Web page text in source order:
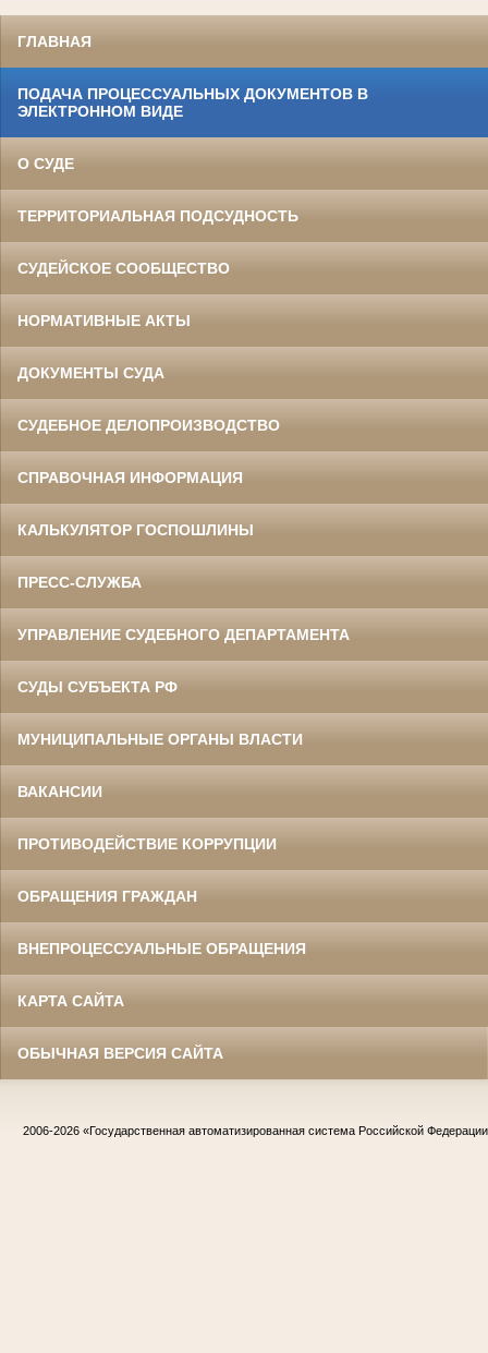
ГЛАВНАЯ
ПОДАЧА ПРОЦЕССУАЛЬНЫХ ДОКУМЕНТОВ В
ЭЛЕКТРОННОМ ВИДЕ
О СУДЕ
ТЕРРИТОРИАЛЬНАЯ ПОДСУДНОСТЬ
СУДЕЙСКОЕ СООБЩЕСТВО
НОРМАТИВНЫЕ АКТЫ
ДОКУМЕНТЫ СУДА
СУДЕБНОЕ ДЕЛОПРОИЗВОДСТВО
СПРАВОЧНАЯ ИНФОРМАЦИЯ
КАЛЬКУЛЯТОР ГОСПОШЛИНЫ
ПРЕСС-СЛУЖБА
УПРАВЛЕНИЕ СУДЕБНОГО ДЕПАРТАМЕНТА
СУДЫ СУБЪЕКТА РФ
МУНИЦИПАЛЬНЫЕ ОРГАНЫ ВЛАСТИ
ВАКАНСИИ
ПРОТИВОДЕЙСТВИЕ КОРРУПЦИИ
ОБРАЩЕНИЯ ГРАЖДАН
ВНЕПРОЦЕССУАЛЬНЫЕ ОБРАЩЕНИЯ
КАРТА САЙТА
ОБЫЧНАЯ ВЕРСИЯ САЙТА
2006-2026 «Государственная автоматизированная система Российской